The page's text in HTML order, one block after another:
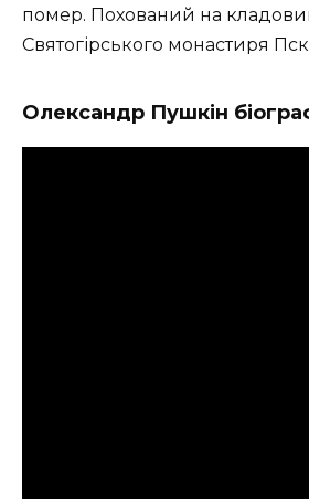
помер. Похований на
Святогірського монастиря
Олександр Пушкін